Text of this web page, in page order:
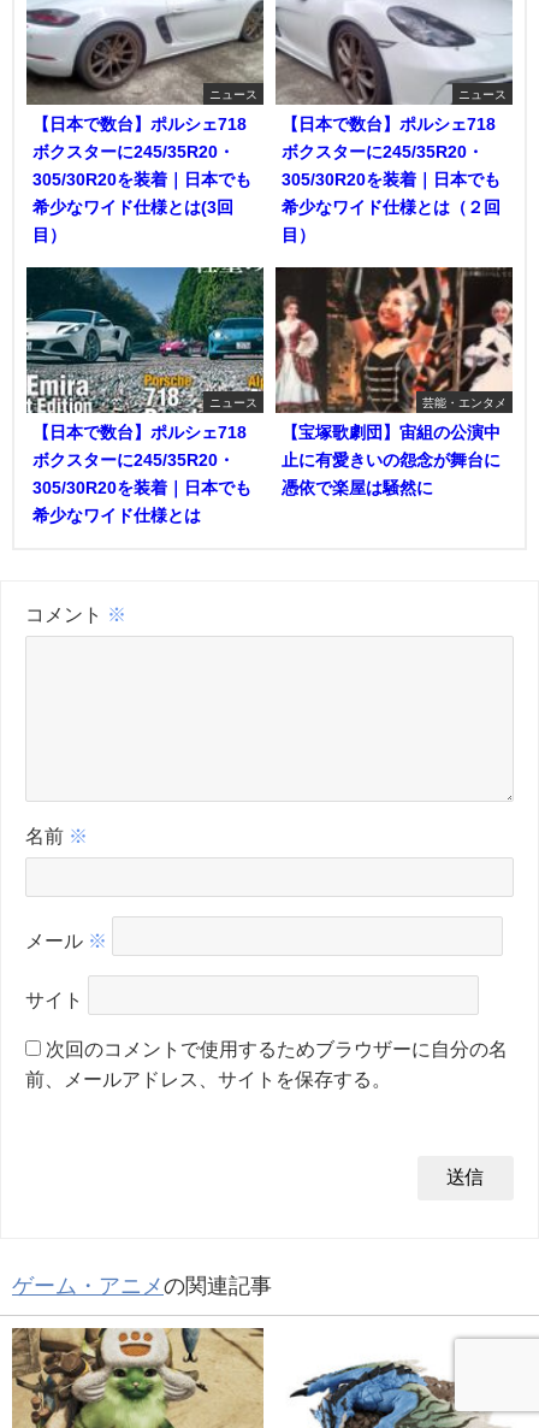
ニュース
【日本で数台】ポルシェ718
ボクスターに245/35R20・
305/30R20を装着｜日本でも
希少なワイド仕様とは(3回
目）
ニュース
【日本で数台】ポルシェ718
ボクスターに245/35R20・
305/30R20を装着｜日本でも
希少なワイド仕様とは（２回
目）
ニュース
【日本で数台】ポルシェ718
ボクスターに245/35R20・
305/30R20を装着｜日本でも
希少なワイド仕様とは
芸能・エンタメ
【宝塚歌劇団】宙組の公演中
止に有愛きいの怨念が舞台に
憑依で楽屋は騒然に
コメント ※
名前 ※
メール ※
サイト
次回のコメントで使用するためブラウザーに自分の名
前、メールアドレス、サイトを保存する。
ゲーム・アニメの関連記事